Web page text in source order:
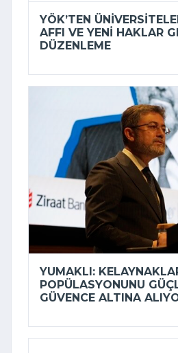
YÖK’TEN
AFFI VE YENI HAKLAR
DÜZENLEME
YUMAKLI:
POPÜLASYONUNU
GÜVENCE ALTINA